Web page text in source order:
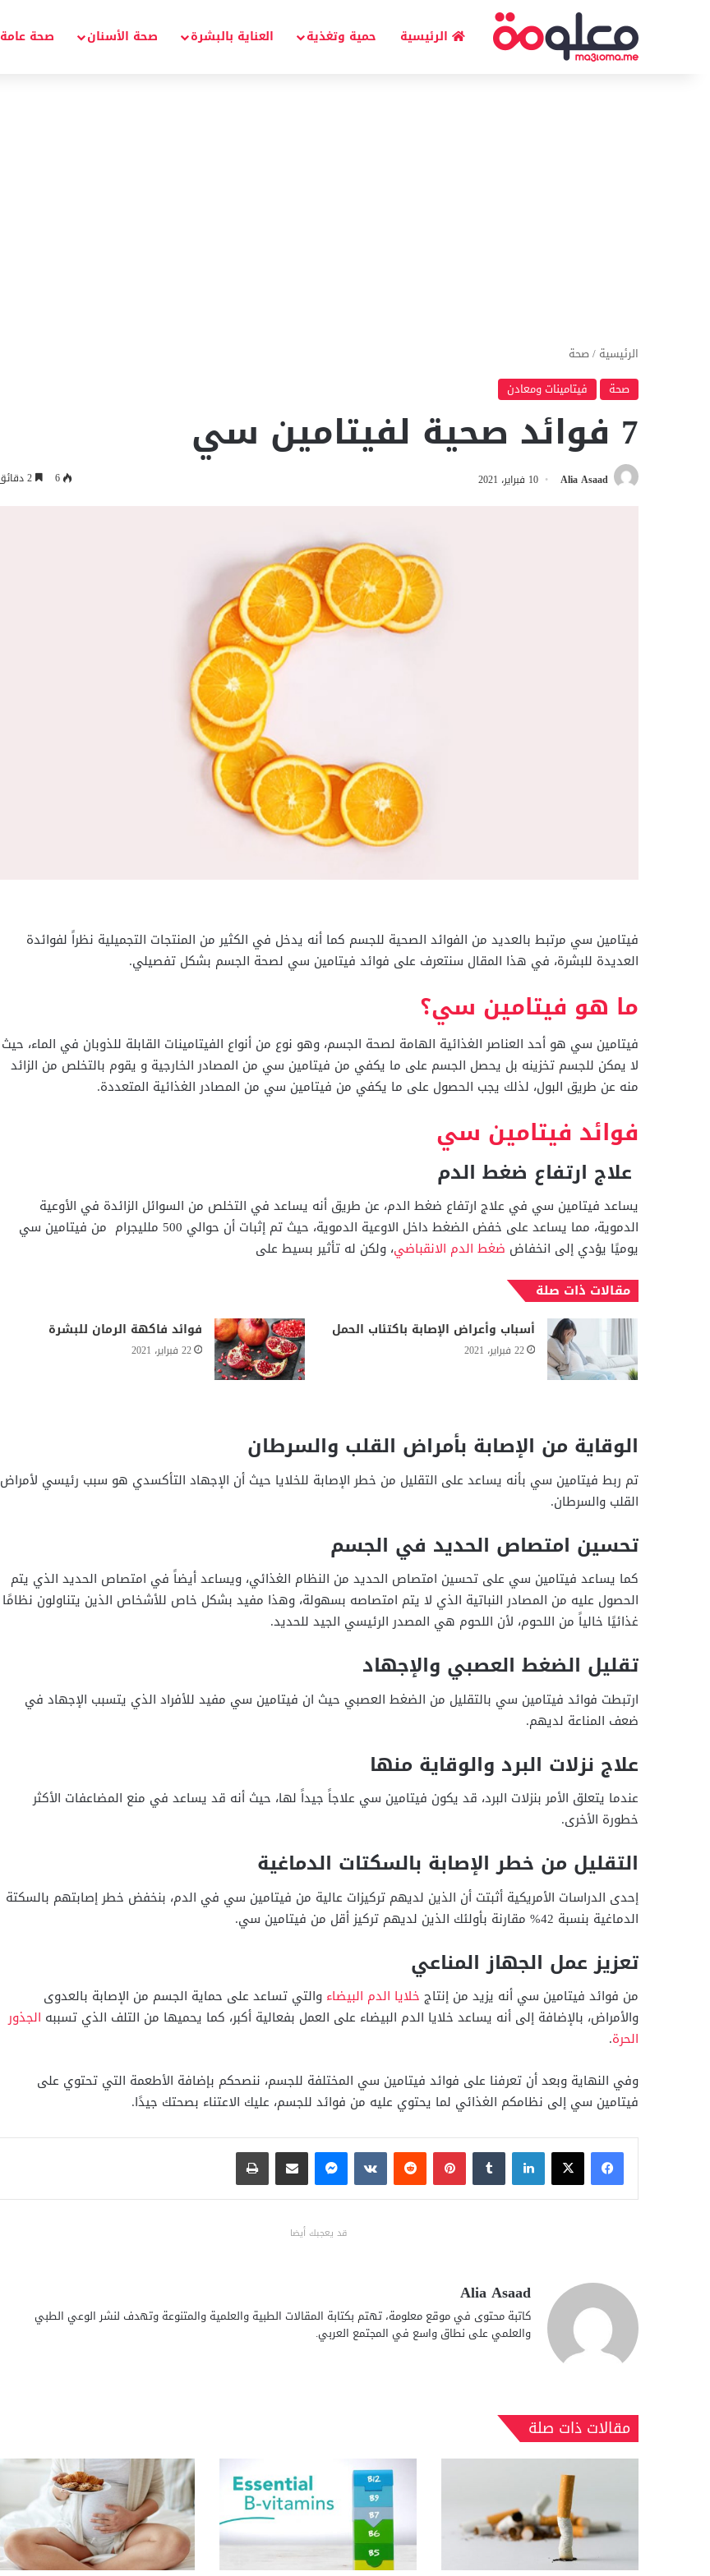
الرئيسية حمية وتغذية العناية بالبشرة صحة الأسنان صحة عامة
الرئيسية /صحة
صحة
فيتامينات ومعادن
7 فوائد صحية لفيتامين سي
Alia Asaad 10 فبراير، 2021 6
فيتامين سي مرتبط بالعديد من الفوائد الصحية للجسم كما أنه يدخل في الكثير من المنتجات التجميلية نظراً لفوائدة
العديدة للبشرة، في هذا المقال سنتعرف على فوائد فيتامين سي لصحة الجسم بشكل تفصيلي.
ما هو فيتامين سي؟
فيتامين سي هو أحد العناصر الغذائية الهامة لصحة الجسم، وهو نوع من أنواع الفيتامينات القابلة للذوبان في الماء، حيث
لا يمكن للجسم تخزينه بل يحصل الجسم على ما يكفي من فيتامين سي من المصادر الخارجية و يقوم بالتخلص من الزائد
منه عن طريق البول، لذلك يجب الحصول على ما يكفي من فيتامين سي من المصادر الغذائية المتعددة.
فوائد فيتامين سي
علاج ارتفاع ضغط الدم
يساعد فيتامين سي في علاج ارتفاع ضغط الدم، عن طريق أنه يساعد في التخلص من السوائل الزائدة في الأوعية
الدموية، مما يساعد على خفض الضغط داخل الاوعية الدموية، حيث تم إثبات أن حوالي 500 ملليجرام من فيتامين سي
يوميًا يؤدي إلى انخفاض ضغط الدم الانقباضي، ولكن له تأثير بسيط على
مقالات ذات صلة
أسباب وأعراض الإصابة باكتئاب الحمل
22 فبراير، 2021
فوائد فاكهة الرمان للبشرة
22 فبراير، 2021
الوقاية من الإصابة بأمراض القلب والسرطان
تم ربط فيتامين سي بأنه يساعد على التقليل من خطر الإصابة للخلايا حيث أن الإجهاد التأكسدي هو سبب رئيسي لأمراض
القلب والسرطان.
تحسين امتصاص الحديد في الجسم
كما يساعد فيتامين سي على تحسين امتصاص الحديد من النظام الغذائي، ويساعد أيضاً في امتصاص الحديد الذي يتم
الحصول عليه من المصادر النباتية الذي لا يتم امتصاصه بسهولة، وهذا مفيد بشكل خاص للأشخاص الذين يتناولون نظامًا
غذائيًا خالياً من اللحوم، لأن اللحوم هي المصدر الرئيسي الجيد للحديد.
تقليل الضغط العصبي والإجهاد
ارتبطت فوائد فيتامين سي بالتقليل من الضغط العصبي حيث ان فيتامين سي مفيد للأفراد الذي يتسبب الإجهاد في
ضعف المناعة لديهم.
علاج نزلات البرد والوقاية منها
عندما يتعلق الأمر بنزلات البرد، قد يكون فيتامين سي علاجاً جيداً لها، حيث أنه قد يساعد في منع المضاعفات الأكثر
خطورة الأخرى.
التقليل من خطر الإصابة بالسكتات الدماغية
إحدى الدراسات الأمريكية أثبتت أن الذين لديهم تركيزات عالية من فيتامين سي في الدم، بنخفض خطر إصابتهم بالسكتة
الدماغية بنسبة 42% مقارنة بأولئك الذين لديهم تركيز أقل من فيتامين سي.
تعزيز عمل الجهاز المناعي
من فوائد فيتامين سي أنه يزيد من إنتاج خلايا الدم البيضاء والتي تساعد على حماية الجسم من الإصابة بالعدوى
والأمراض، بالإضافة إلى أنه يساعد خلايا الدم البيضاء على العمل بفعالية أكبر، كما يحميها من التلف الذي تسببه الجذور
الحرة.
وفي النهاية وبعد أن تعرفنا على فوائد فيتامين سي المختلفة للجسم، ننصحكم بإضافة الأطعمة التي تحتوي على
فيتامين سي إلى نظامكم الغذائي لما يحتوي عليه من فوائد للجسم، عليك الاعتناء بصحتك جيدًا.
فيسبوكX لينكدإن بينتيريست ماسنجر مشاركة عبر البريد طباعة
قد يعجبك أيضا
Alia Asaad
كاتبة محتوى في موقع معلومة، تهتم بكتابة المقالات الطبية والعلمية والمتنوعة وتهدف لنشر الوعي الطبي
والعلمي على نطاق واسع في المجتمع العربي.
مقالات ذات صلة